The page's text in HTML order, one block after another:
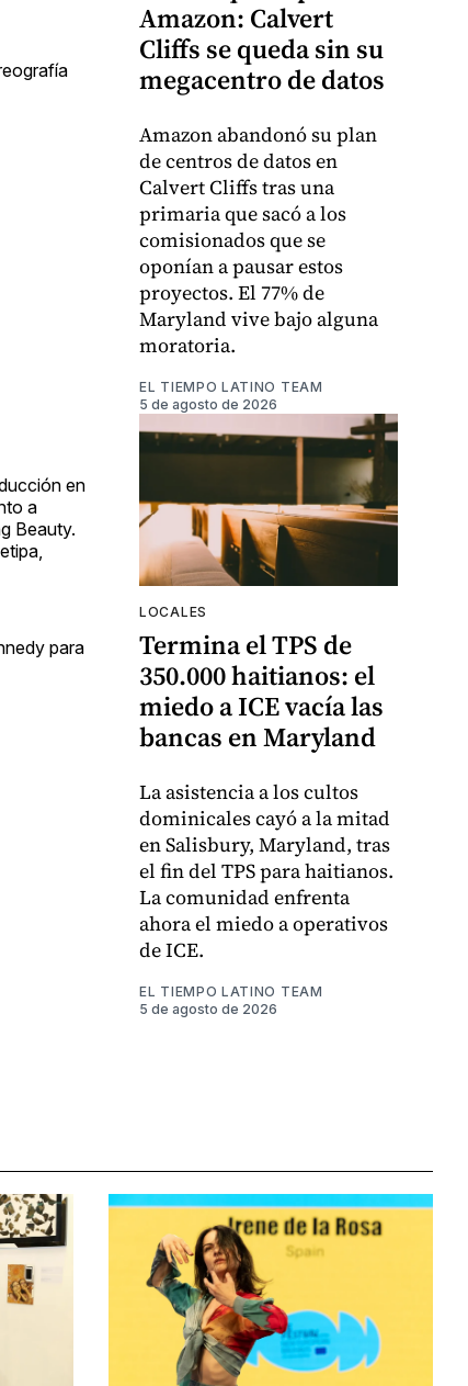
en
a
Beauty.
para
Amazon: Calvert
Cliffs se queda sin su
megacentro de datos
Amazon abandonó su plan
de centros de datos en
Calvert Cliffs tras una
primaria que sacó a los
comisionados que se
oponían a pausar estos
proyectos. El 77% de
Maryland vive bajo alguna
moratoria.
EL TIEMPO LATINO TEAM
5 de agosto de 2026
LOCALES
Termina el TPS de
350.000 haitianos: el
miedo a ICE vacía las
bancas en Maryland
La asistencia a los cultos
dominicales cayó a la mitad
en Salisbury, Maryland, tras
el fin del TPS para haitianos.
La comunidad enfrenta
ahora el miedo a operativos
de ICE.
EL TIEMPO LATINO TEAM
5 de agosto de 2026